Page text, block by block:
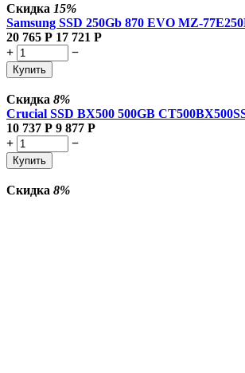
Скидка 15%
Samsung SSD 250Gb 870 EVO MZ-
20 765 Р 17 721 Р
+
−
Купить
Скидка 8%
Crucial SSD BX500 500GB
10 737 Р 9 877 Р
+
−
Купить
Скидка 8%